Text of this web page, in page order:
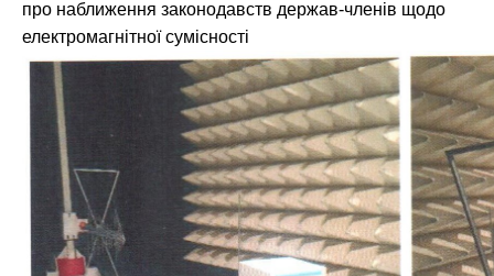
про наближення законодавств держав-членів щодо
електромагнітної сумісності